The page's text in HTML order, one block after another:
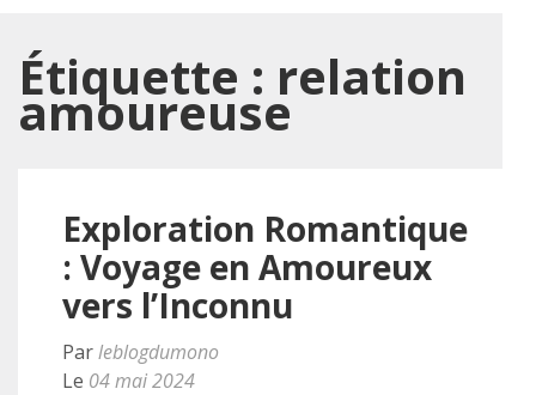
Étiquette : relation
amoureuse
Exploration Romantique
: Voyage en Amoureux
vers l’Inconnu
Parleblogdumono
Le 04 mai 2024